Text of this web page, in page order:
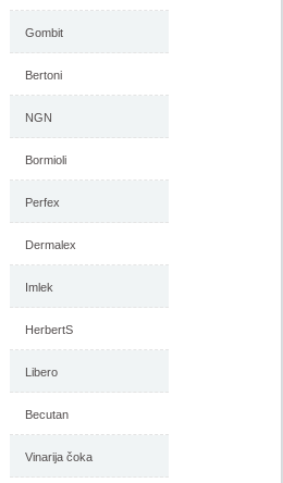
Gombit
Bertoni
NGN
Bormioli
Perfex
Dermalex
Imlek
HerbertS
Libero
Becutan
Vinarija čoka